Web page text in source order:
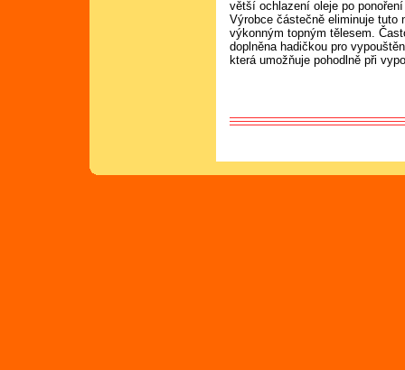
větší ochlazení oleje po
Výrobce částečně eliminuje tuto
výkonným topným tělesem.
doplněna hadičkou pro
která umožňuje pohodlně při